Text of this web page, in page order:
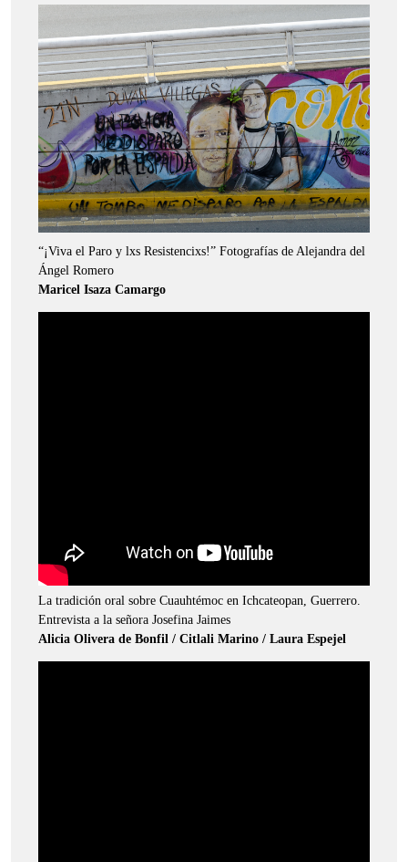
“¡Viva el Paro y lxs Resistencixs!” Fotografías de Alejandra del
Ángel Romero
Maricel Isaza Camargo
La tradición oral sobre Cuauhtémoc en Ichcateopan, Guerrero.
Entrevista a la señora Josefina Jaimes
Alicia Olivera de Bonfil / Citlali Marino / Laura Espejel